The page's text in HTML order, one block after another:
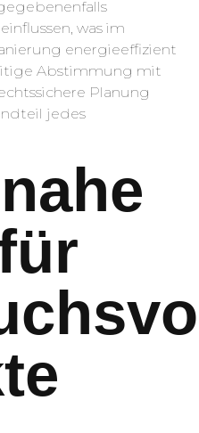
was im
energieeffizient
Abstimmung mit
Planung
jedes